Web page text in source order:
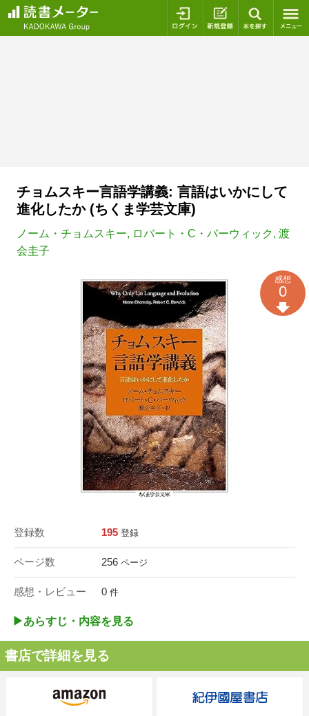
ログイン 新規登録
チョムスキー言語学講義: 言語はいかにして
進化したか (ちくま学芸文庫)
ノーム・チョムスキー, ロバート・C・バーウィック, 渡
会圭子
登録数 195 登録
ページ数 256 ページ
感想・レビュー 0 件
感想
0
▶︎あらすじ・内容を見る
書店で詳細を見る